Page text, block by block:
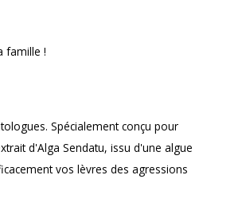
famille !
Spécialement conçu pour
d'Alga Sendatu, issu d'une algue
vos lèvres des agressions